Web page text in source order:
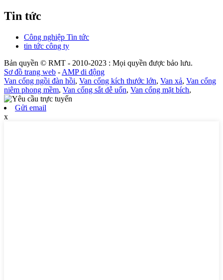
Tin tức
Công nghiệp Tin tức
tin tức công ty
Bản quyền © RMT - 2010-2023 : Mọi quyền được bảo lưu.
Sơ đồ trang web - AMP di động
Van cổng ngồi đàn hồi, Van cổng kích thước lớn, Van xả, Van cổng
niêm phong mềm, Van cổng sắt dễ uốn, Van cổng mặt bích,
Gửi email
x